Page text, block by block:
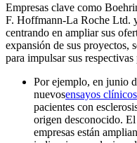
Empresas clave como
F. Hoffmann-La Roche Ltd.
centrando en ampliar sus
expansión de sus proyectos,
para impulsar sus respectivas
Por ejemplo, en junio
nuevosensayos clínicos
pacientes con
origen desconocido.
empresas están